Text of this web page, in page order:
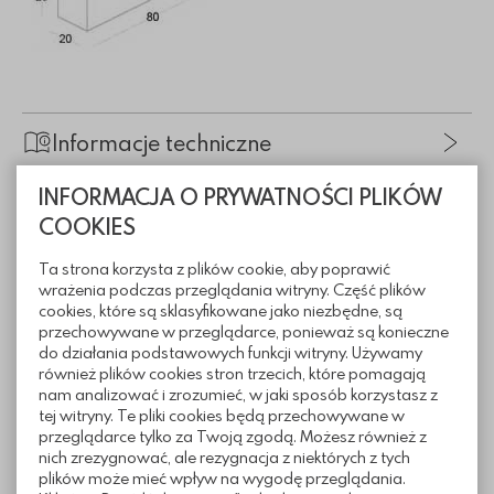
INFORMACJA O PRYWATNOŚCI PLIKÓW
COOKIES
Ta strona korzysta z plików cookie, aby poprawić
wrażenia podczas przeglądania witryny. Część plików
cookies, które są sklasyfikowane jako niezbędne, są
przechowywane w przeglądarce, ponieważ są konieczne
do działania podstawowych funkcji witryny. Używamy
również plików cookies stron trzecich, które pomagają
nam analizować i zrozumieć, w jaki sposób korzystasz z
tej witryny. Te pliki cookies będą przechowywane w
przeglądarce tylko za Twoją zgodą. Możesz również z
nich zrezygnować, ale rezygnacja z niektórych z tych
plików może mieć wpływ na wygodę przeglądania.
Informacje techniczne
Pliki do pobrania
Realizacje z wykorzystaniem
ogrodzeń gładkich Medium